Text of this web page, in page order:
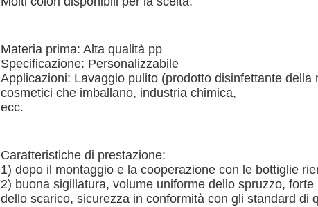
Materia prima: Alta qualità pp
Specificazione: Personalizzabile
Applicazioni: Lavaggio pulito (prodotto disinfettante
cosmetici che imballano, industria chimica,
ecc.
Caratteristiche di prestazione:
1) dopo il montaggio e la cooperazione con le bottiglie
2) buona sigillatura, volume uniforme dello spruzzo,
dello scarico, sicurezza in conformità con gli standard di